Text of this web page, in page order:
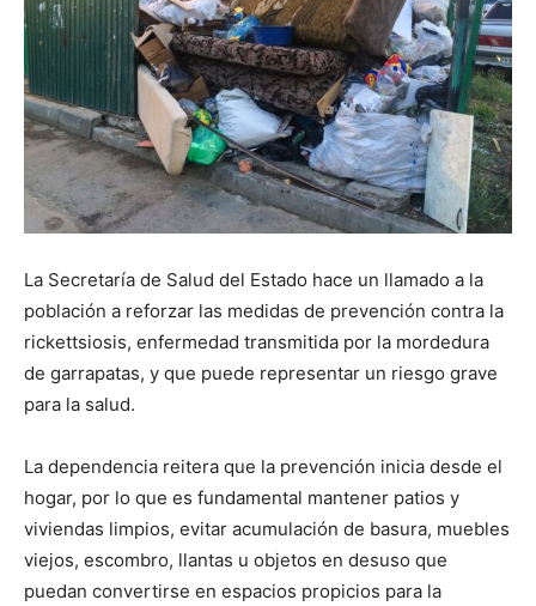
La Secretaría de Salud del Estado hace un llamado a la
población a reforzar las medidas de prevención contra la
rickettsiosis, enfermedad transmitida por la mordedura
de garrapatas, y que puede representar un riesgo grave
para la salud.
La dependencia reitera que la prevención inicia desde el
hogar, por lo que es fundamental mantener patios y
viviendas limpios, evitar acumulación de basura, muebles
viejos, escombro, llantas u objetos en desuso que
puedan convertirse en espacios propicios para la